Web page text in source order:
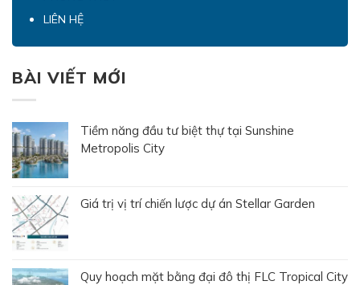
LIÊN HỆ
BÀI VIẾT MỚI
Tiềm năng đầu tư biệt thự tại Sunshine
Metropolis City
Giá trị vị trí chiến lược dự án Stellar Garden
Quy hoạch mặt bằng đại đô thị FLC Tropical City